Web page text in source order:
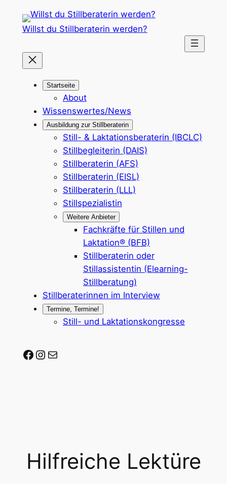
Inhalt
Willst du Stillberaterin werden?
Startseite
About
Wissenswertes/News
Ausbildung zur Stillberaterin
Still- & Laktationsberaterin (IBCLC)
Stillbegleiterin (DAIS)
Stillberaterin (AFS)
Stillberaterin (EISL)
Stillberaterin (LLL)
Stillspezialistin
Weitere Anbieter
Fachkräfte für Stillen und
Laktation® (BFB)
Stillberaterin oder
Stillassistentin (Elearning-
Stillberatung)
Stillberaterinnen im Interview
Termine, Termine!
Still- und Laktationskongresse
Stillberaterin-werden auf Facebook
Stillberaterin-werden auf Instagram
Mail-Adresse
Hilfreiche Lektüre